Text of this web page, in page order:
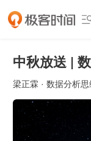
中秋放送 |
梁正霖 · 数据分析